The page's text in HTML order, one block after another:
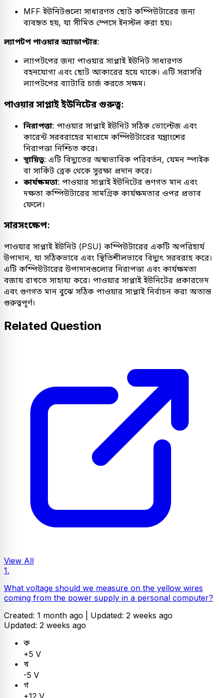
MFF ইউনিটগুলো সাধারণত ছোট কম্পিউটারের জন্য
ব্যবহৃত হয়, যা সীমিত স্পেসে ইনস্টল করা হয়।
ল্যাপটপ পাওয়ার অ্যাডাপ্টার:
ল্যাপটপের জন্য পাওয়ার সাপ্লাই ইউনিট সাধারণত
বহনযোগ্য এবং ছোট আকারের হয়ে থাকে। এটি সরাসরি
ল্যাপটপের ব্যাটারি চার্জ করতে সক্ষম।
পাওয়ার সাপ্লাই ইউনিটের গুরুত্ব:
নিরাপত্তা: পাওয়ার সাপ্লাই ইউনিট সঠিক ভোল্টেজ এবং
কারেন্ট সরবরাহের মাধ্যমে কম্পিউটারের যন্ত্রাংশের
নিরাপত্তা নিশ্চিত করে।
স্থায়িত্ব: এটি বিদ্যুতের অস্বাভাবিক পরিবর্তন, যেমন স্পাইক
বা সার্কিট ব্রেক থেকে সুরক্ষা প্রদান করে।
কার্যক্ষমতা: পাওয়ার সাপ্লাই ইউনিটের গুণগত মান এবং
দক্ষতা কম্পিউটারের সামগ্রিক কার্যক্ষমতার ওপর প্রভাব
ফেলে।
সারসংক্ষেপ:
পাওয়ার সাপ্লাই ইউনিট (PSU) কম্পিউটারের একটি অপরিহার্য
উপাদান, যা সঠিকভাবে এবং স্থিতিশীলভাবে বিদ্যুৎ সরবরাহ করে।
এটি কম্পিউটারের উপাদানগুলোর নিরাপত্তা এবং কার্যক্ষমতা
বজায় রাখতে সাহায্য করে। পাওয়ার সাপ্লাই ইউনিটের প্রকারভেদ
এবং গুণগত মান বুঝে সঠিক পাওয়ার সাপ্লাই নির্বাচন করা অত্যন্ত
গুরুত্বপূর্ণ।
Related Question
View All
1.
What voltage should we measure on the yellow wires
coming from the power supply in a personal computer?
Created: 1 month ago | Updated: 2 weeks ago
Updated: 2 weeks ago
ক
+5 V
খ
-5 V
গ
+12 V